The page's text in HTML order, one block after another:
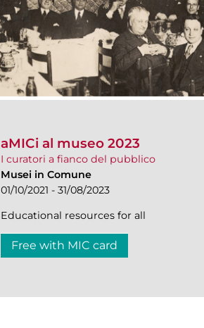
aMICi al museo 2023
I curatori a fianco del pubblico
Musei in Comune
01/10/2021 - 31/08/2023
Educational resources for all
Free with MIC card